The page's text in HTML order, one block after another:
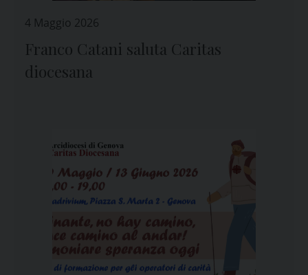
4 Maggio 2026
Franco Catani saluta Caritas
diocesana